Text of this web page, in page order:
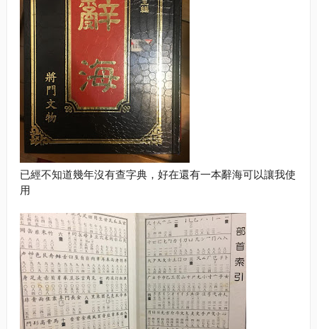
已經不知道幾年沒有查字典，好在還有一本辭海可以讓我使
用